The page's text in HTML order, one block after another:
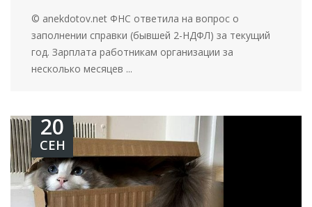
© anekdotov.net ФНС ответила на вопрос о
заполнении справки (бывшей 2-НДФЛ) за текущий
год. Зарплата работникам организации за
несколько месяцев ...
20
СЕН